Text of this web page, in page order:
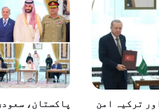
دن پر ترک عوام کی
ترکیہ امن
پاکستان،